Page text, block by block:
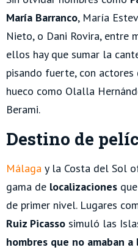
María Barranco, María
Nieto, o Dani Rovira, entre
ellos hay que sumar la
pisando fuerte, con actores
hueco como Olalla
Berami.
Destino de
Málaga y la Costa del Sol
gama de localizaciones
de primer nivel. Lugares
Ruiz Picasso simuló las
hombres que no amaban a